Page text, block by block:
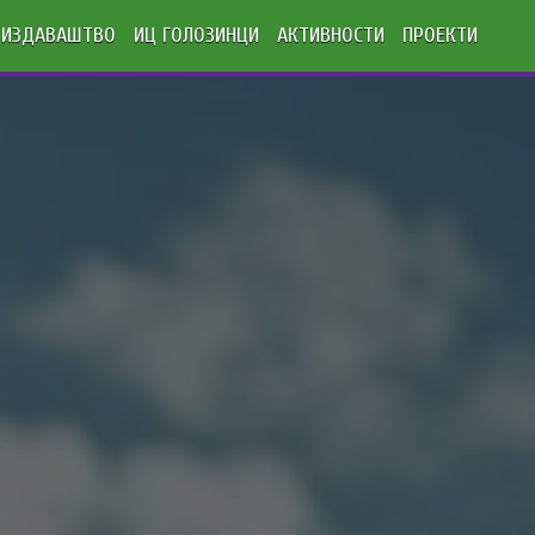
ИЗДАВАШТВО ИЦ ГОЛОЗИНЦИ АКТИВНОСТИ ПРОЕКТИ